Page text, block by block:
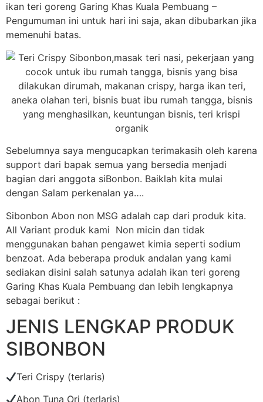
ikan teri goreng Garing Khas Kuala Pembuang –
Pengumuman ini untuk hari ini saja, akan dibubarkan jika
memenuhi batas.
Sebelumnya saya mengucapkan terimakasih oleh karena
support dari bapak semua yang bersedia menjadi
bagian dari anggota siBonbon. Baiklah kita mulai
dengan Salam perkenalan ya….
Sibonbon Abon non MSG adalah cap dari produk kita.
All Variant produk kami Non micin dan tidak
menggunakan bahan pengawet kimia seperti sodium
benzoat. Ada beberapa produk andalan yang kami
sediakan disini salah satunya adalah ikan teri goreng
Garing Khas Kuala Pembuang dan lebih lengkapnya
sebagai berikut :
JENIS LENGKAP PRODUK
SIBONBON
Teri Crispy (terlaris)
Abon Tuna Ori (terlaris)